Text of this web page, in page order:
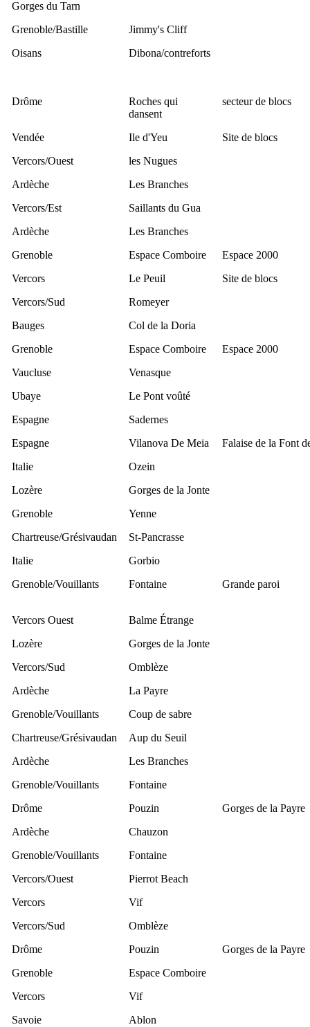
Gorges du Tarn
Grenoble/Bastille
Jimmy's Cliff
Oisans
Dibona/contreforts
Drôme
Roches qui
dansent
secteur de blocs
Vendée Ile d'Yeu
Site de blocs
Vercors/Ouest
les Nugues
Ardèche
Les Branches
Vercors/Est
Saillants du Gua
Ardèche
Les Branches
Grenoble
Espace Comboire
Espace 2000
Vercors
Le Peuil
Site de blocs
Vercors/Sud
Romeyer
Bauges
Col de la Doria
Grenoble
Espace Comboire
Espace 2000
Vaucluse
Venasque
Ubaye
Le Pont voûté
Espagne
Sadernes
Espagne
Vilanova De Meia
Falaise de la Font
Italie
Ozein
Lozère
Gorges de la Jonte
Grenoble
Yenne
Chartreuse/Grésivaudan
St-Pancrasse
Italie
Gorbio
Grenoble/Vouillants
Fontaine Grande paroi
Vercors Ouest
Balme Étrange
Lozère
Gorges de la Jonte
Vercors/Sud
Omblèze
Ardèche
La Payre
Grenoble/Vouillants
Coup de sabre
Chartreuse/Grésivaudan
Aup du Seuil
Ardèche
Les Branches
Grenoble/Vouillants
Fontaine
Drôme
Pouzin
Gorges de la Payre
Ardèche
Chauzon
Grenoble/Vouillants
Fontaine
Vercors/Ouest
Pierrot Beach
Vercors
Vif
Vercors/Sud
Omblèze
Drôme
Pouzin
Gorges de la Payre
Grenoble
Espace Comboire
Vercors
Vif
Savoie
Ablon